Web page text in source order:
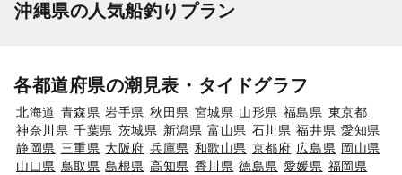
沖縄県の人気船釣りプラン
各都道府県の潮見表・タイドグラフ
北海道 青森県 岩手県 秋田県 宮城県 山形県 福島県 東京都
神奈川県 千葉県 茨城県 新潟県 富山県 石川県 福井県 愛知県
静岡県 三重県 大阪府 兵庫県 和歌山県 京都府 広島県 岡山県
山口県 鳥取県 島根県 高知県 香川県 徳島県 愛媛県 福岡県